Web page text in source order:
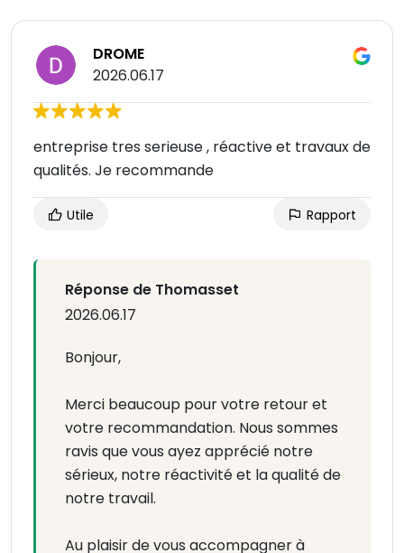
DROME
2026.06.17
entreprise tres serieuse , réactive et travaux de
qualités. Je recommande
Utile Rapport
Réponse de Thomasset
2026.06.17
Bonjour,
Merci beaucoup pour votre retour et
votre recommandation. Nous sommes
ravis que vous ayez apprécié notre
sérieux, notre réactivité et la qualité de
notre travail.
Au plaisir de vous accompagner à